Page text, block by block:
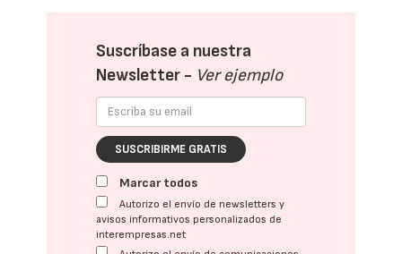
Suscríbase a nuestra
Newsletter - Ver ejemplo
SUSCRIBIRME GRATIS
Marcar todos
Autorizo el envío de newsletters y
avisos informativos personalizados de
interempresas.net